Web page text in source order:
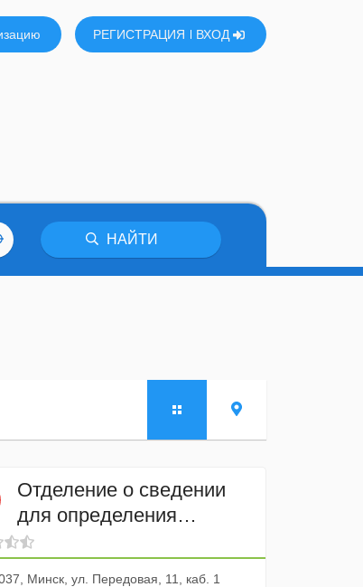
РЕГИСТРАЦИЯ ВХОД
НАЙТИ
Отделение о сведении
для определения
алкогольных и иных
видов опьянения
Минск, ул. Передовая, 11, каб. 1